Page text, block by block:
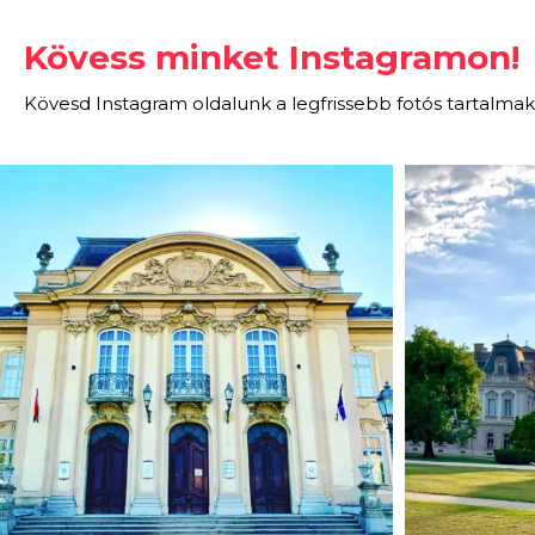
Kövess minket Instagramon!
Kövesd Instagram oldalunk a legfrissebb fotós